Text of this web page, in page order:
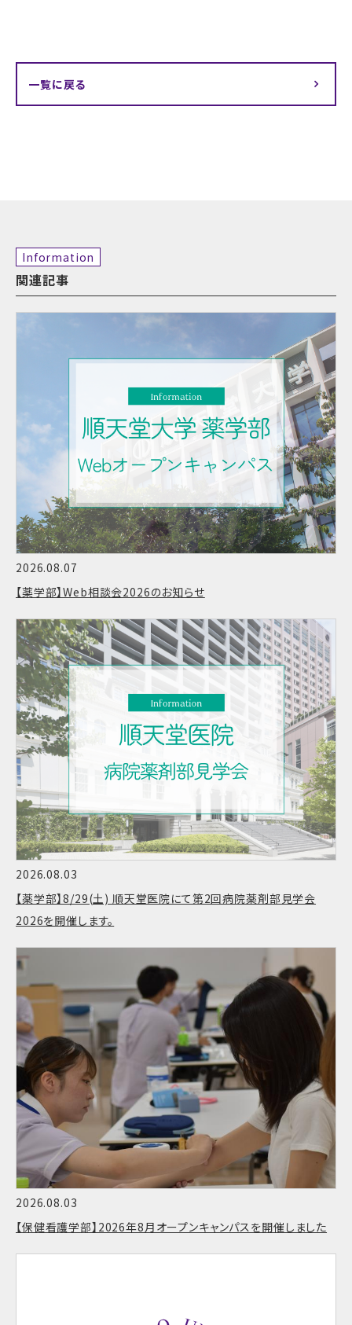
一覧に戻る
Information
関連記事
2026.08.07
【薬学部】Web相談会2026のお知らせ
2026.08.03
【薬学部】8/29(土) 順天堂医院にて第2回病院薬剤部見学会
2026を開催します。
2026.08.03
【保健看護学部】2026年8月オープンキャンパスを開催しました